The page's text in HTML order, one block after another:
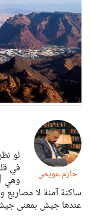
حازم عويص
لو
في
وهي
ساكنة آمنة لا
عندها جيش بمعنى جيش